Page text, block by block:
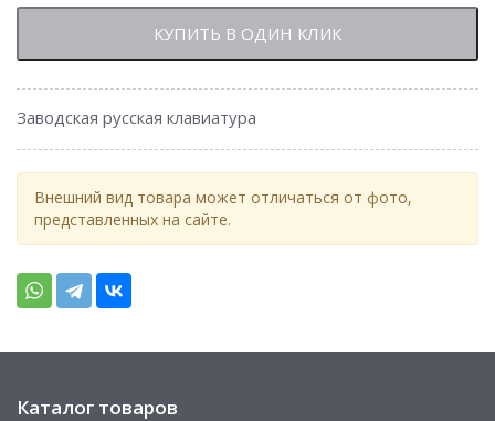
КУПИТЬ В ОДИН КЛИК
Заводская русская клавиатура
Внешний вид товара может отличаться от фото,
представленных на сайте.
Каталог товаров